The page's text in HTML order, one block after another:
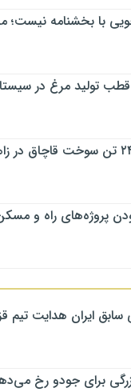
با بخشنامه نیست؛
تولید مرغ در
پروژه‌های راه و مسکن در ۱۳
ایران هدایت تیم
برای جودو رخ